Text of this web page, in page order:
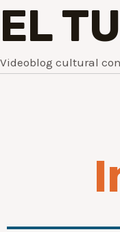
EL
Videoblog cultural